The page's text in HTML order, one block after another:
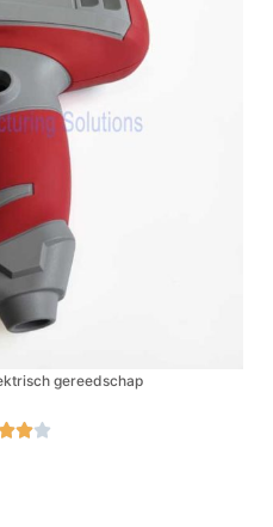
gereedschap
